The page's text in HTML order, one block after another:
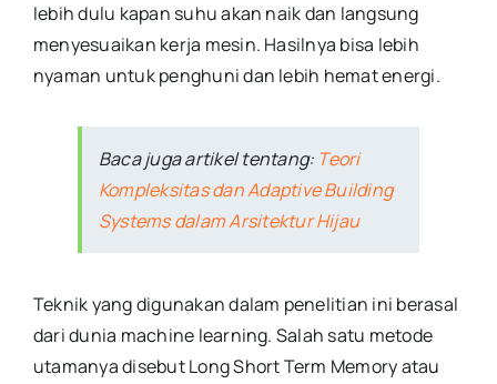
lebih dulu kapan suhu akan naik dan langsung
menyesuaikan kerja mesin. Hasilnya bisa lebih
nyaman untuk penghuni dan lebih hemat energi.
Baca juga artikel tentang: Teori
Kompleksitas dan Adaptive Building
Systems dalam Arsitektur Hijau
Teknik yang digunakan dalam penelitian ini berasal
dari dunia machine learning. Salah satu metode
utamanya disebut Long Short Term Memory atau